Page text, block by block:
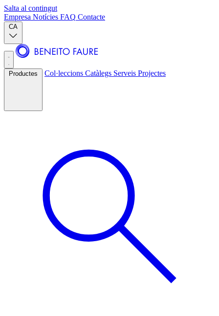
Salta al contingut
Empresa Notícies FAQ Contacte
CA
Productes Col·leccions Catàlegs Serveis Projectes